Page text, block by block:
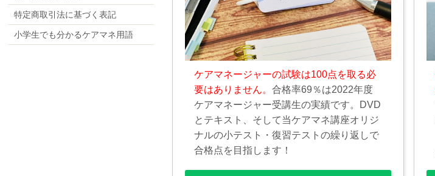
ケアマネージャーの試験は100点を取る必
要はありません。合格率69％は2022年度
ケアマネージャー受講生の実績です。DVD
とテキスト、そして当ケアマネ講座オリジ
ナルの小テスト・復習テストの繰り返しで
合格点を目指します！
特定商取引法に基づく表記
小学生でも分かるケアマネ用語